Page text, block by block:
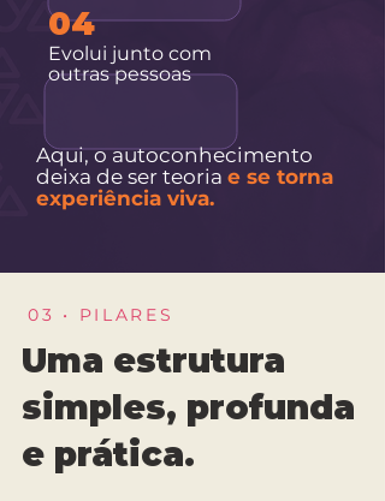
04
Evolui junto com
outras pessoas
Aqui, o autoconhecimento
deixa de ser teoria e se torna
experiência viva.
03 • PILARES
Uma estrutura
simples, profunda
e prática.